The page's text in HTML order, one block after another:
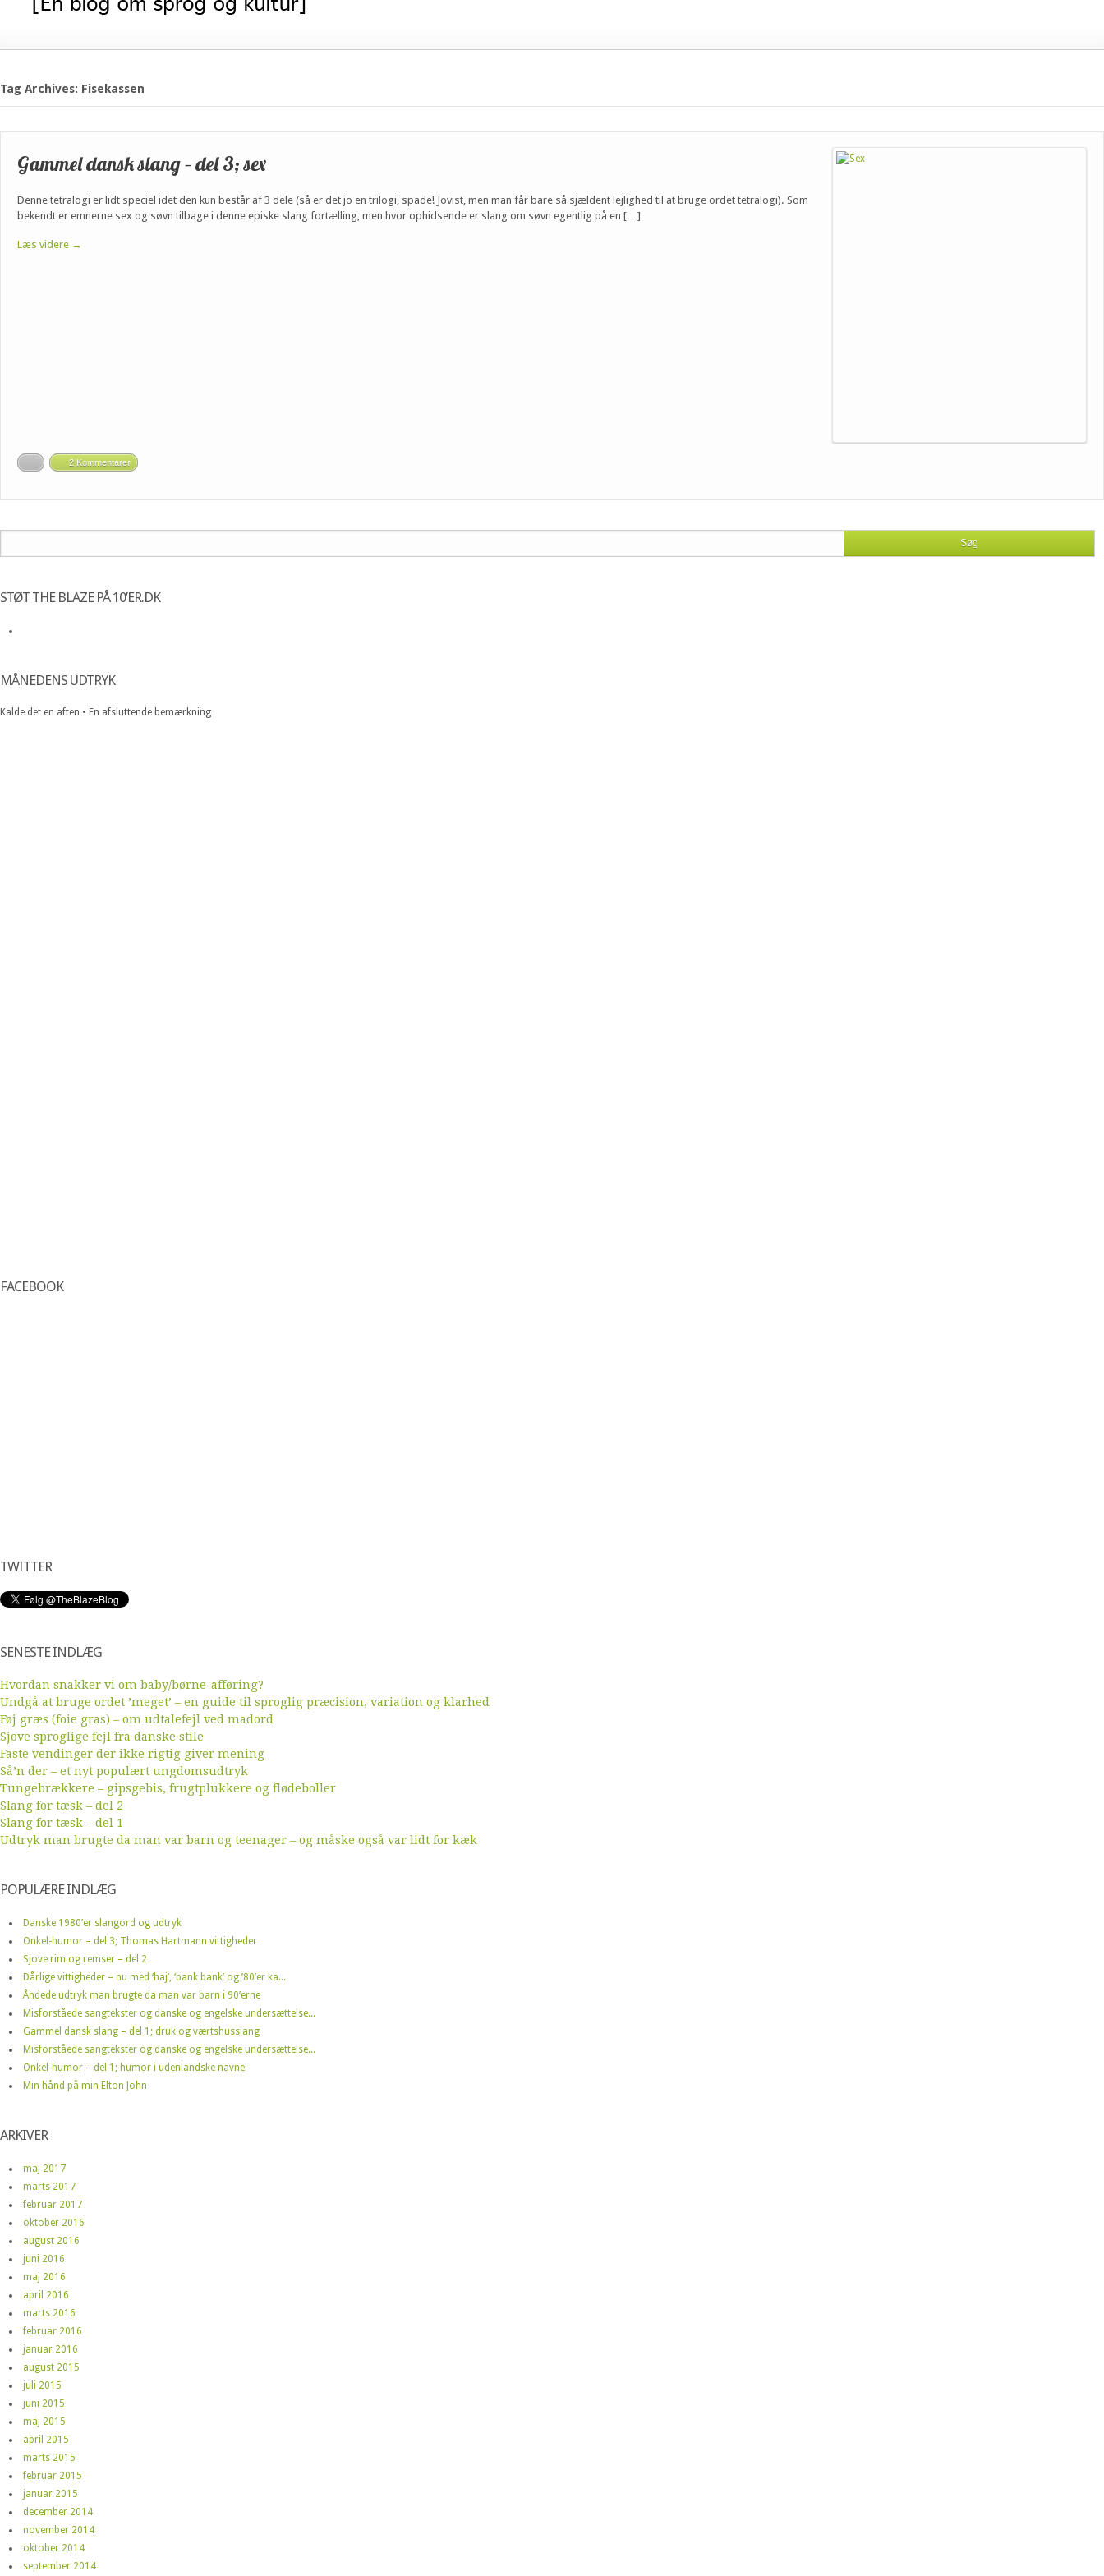
Tag Archives: Fisekassen
Gammel dansk slang – del 3; sex
Denne tetralogi er lidt speciel idet den kun består af 3 dele (så er det jo en trilogi, spade! Jovist, men man får bare så sjældent lejlighed til at bruge ordet tetralogi). Som
bekendt er emnerne sex og søvn tilbage i denne episke slang fortælling, men hvor ophidsende er slang om søvn egentlig på en […]
Læs videre →
2 Kommentarer
STØT THE BLAZE PÅ 10’ER.DK
MÅNEDENS UDTRYK
Kalde det en aften • En afsluttende bemærkning
FACEBOOK
TWITTER
SENESTE INDLÆG
Hvordan snakker vi om baby/børne-afføring?
Undgå at bruge ordet ’meget’ – en guide til sproglig præcision, variation og klarhed
Føj græs (foie gras) – om udtalefejl ved madord
Sjove sproglige fejl fra danske stile
Faste vendinger der ikke rigtig giver mening
Så’n der – et nyt populært ungdomsudtryk
Tungebrækkere – gipsgebis, frugtplukkere og flødeboller
Slang for tæsk – del 2
Slang for tæsk – del 1
Udtryk man brugte da man var barn og teenager – og måske også var lidt for kæk
POPULÆRE INDLÆG
Danske 1980’er slangord og udtryk
Onkel-humor – del 3; Thomas Hartmann vittigheder
Sjove rim og remser – del 2
Dårlige vittigheder – nu med ‘haj’, ‘bank bank’ og ’80’er ka...
Åndede udtryk man brugte da man var barn i 90’erne
Misforståede sangtekster og danske og engelske undersættelse...
Gammel dansk slang – del 1; druk og værtshusslang
Misforståede sangtekster og danske og engelske undersættelse...
Onkel-humor – del 1; humor i udenlandske navne
Min hånd på min Elton John
ARKIVER
maj 2017
marts 2017
februar 2017
oktober 2016
august 2016
juni 2016
maj 2016
april 2016
marts 2016
februar 2016
januar 2016
august 2015
juli 2015
juni 2015
maj 2015
april 2015
marts 2015
februar 2015
januar 2015
december 2014
november 2014
oktober 2014
september 2014